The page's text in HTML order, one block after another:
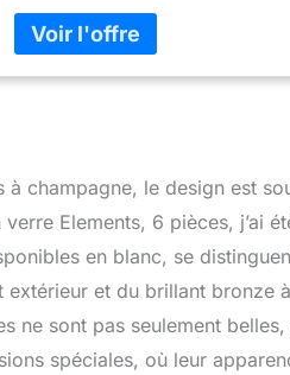
élégants, un atout particulier pour
organique est appliquée à
(plein à ras bord) de 230 ml, une
à champagne, le design est
Elements, 6 pièces, j’ai
en blanc, se
et du brillant bronze
ne sont pas seulement
spéciales, où leur